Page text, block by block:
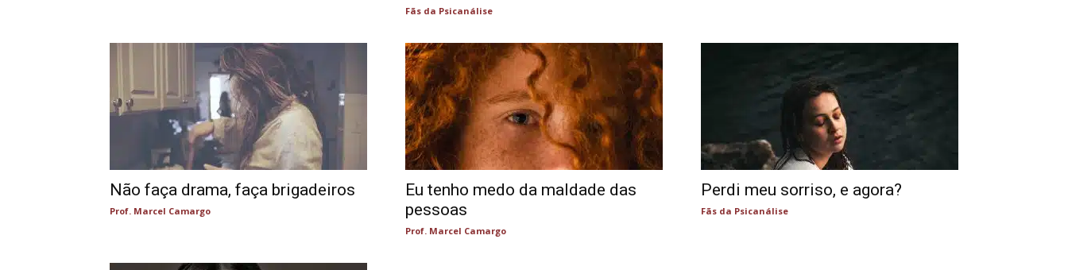
Fãs da Psicanálise
Não faça drama, faça brigadeiros
Prof. Marcel Camargo
Eu tenho medo da maldade das
pessoas
Prof. Marcel Camargo
Perdi meu sorriso, e agora?
Fãs da Psicanálise